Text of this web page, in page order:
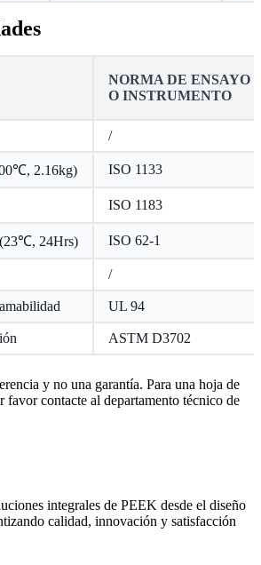
NORMA DE ENSAYO
O INSTRUMENTO
/
2.16kg) ISO 1133
ISO 1183
24Hrs) ISO 62-1
/
UL 94
ASTM D3702
y no una garantía. Para una hoja de
favor contacte al departamento técnico de
integrales de PEEK desde el diseño
calidad, innovación y satisfacción